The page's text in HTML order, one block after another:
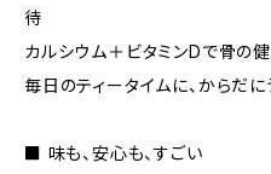
待
カルシウム＋ビタミンDで骨の
毎日のティータイムに、からだ
■ 味も、安心も、すごい